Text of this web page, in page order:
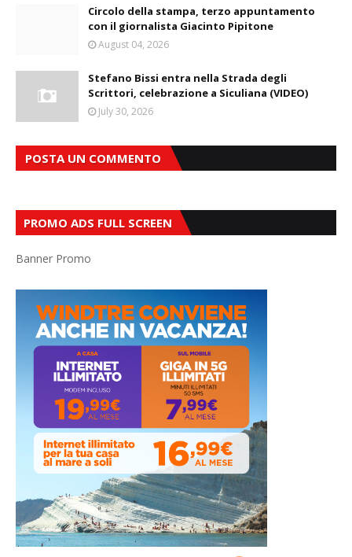
Circolo della stampa, terzo appuntamento
con il giornalista Giacinto Pipitone
August 04, 2026
Stefano Bissi entra nella Strada degli
Scrittori, celebrazione a Siculiana (VIDEO)
July 30, 2026
POSTA UN COMMENTO
PROMO ADS FULL SCREEN
Banner Promo